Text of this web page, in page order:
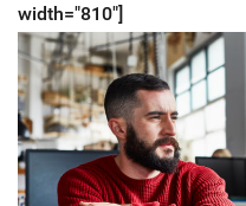
width="810"]